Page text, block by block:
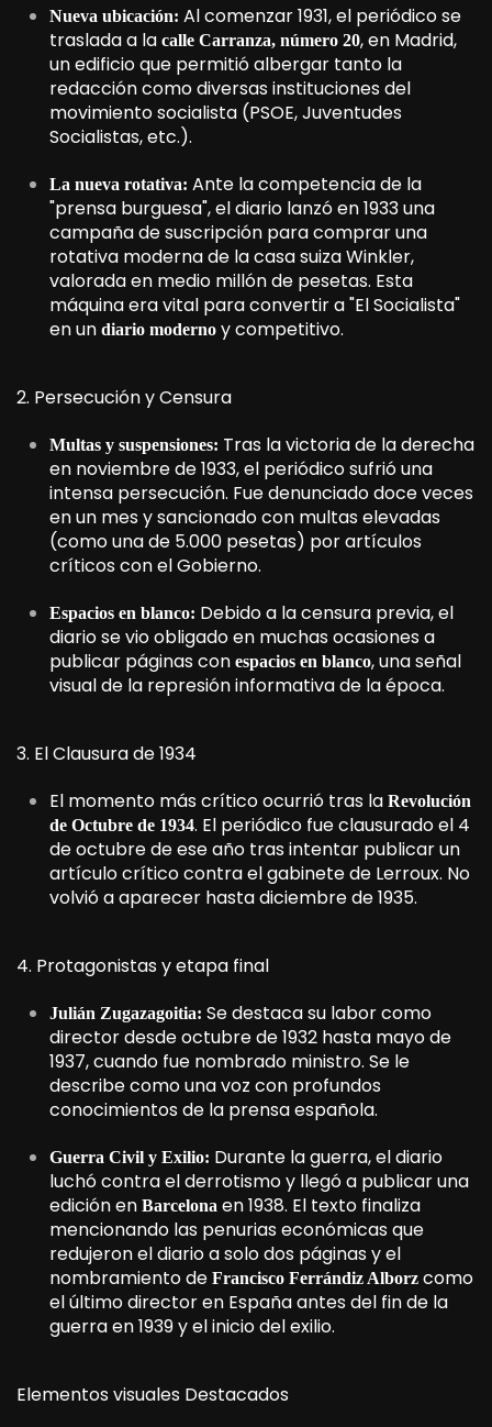
Nueva ubicación: Al comenzar 1931, el periódico se
traslada a la calle Carranza, número 20, en Madrid,
un edificio que permitió albergar tanto la
redacción como diversas instituciones del
movimiento socialista (PSOE, Juventudes
Socialistas, etc.).
La nueva rotativa: Ante la competencia de la
"prensa burguesa", el diario lanzó en 1933 una
campaña de suscripción para comprar una
rotativa moderna de la casa suiza Winkler,
valorada en medio millón de pesetas. Esta
máquina era vital para convertir a "El Socialista"
en un diario moderno y competitivo.
2. Persecución y Censura
Multas y suspensiones: Tras la victoria de la derecha
en noviembre de 1933, el periódico sufrió una
intensa persecución. Fue denunciado doce veces
en un mes y sancionado con multas elevadas
(como una de 5.000 pesetas) por artículos
críticos con el Gobierno.
Espacios en blanco: Debido a la censura previa, el
diario se vio obligado en muchas ocasiones a
publicar páginas con espacios en blanco, una señal
visual de la represión informativa de la época.
3. El Clausura de 1934
El momento más crítico ocurrió tras la Revolución
de Octubre de 1934. El periódico fue clausurado el 4
de octubre de ese año tras intentar publicar un
artículo crítico contra el gabinete de Lerroux. No
volvió a aparecer hasta diciembre de 1935.
4. Protagonistas y etapa final
Julián Zugazagoitia: Se destaca su labor como
director desde octubre de 1932 hasta mayo de
1937, cuando fue nombrado ministro. Se le
describe como una voz con profundos
conocimientos de la prensa española.
Guerra Civil y Exilio: Durante la guerra, el diario
luchó contra el derrotismo y llegó a publicar una
edición en Barcelona en 1938. El texto finaliza
mencionando las penurias económicas que
redujeron el diario a solo dos páginas y el
nombramiento de Francisco Ferrándiz Alborz como
el último director en España antes del fin de la
guerra en 1939 y el inicio del exilio.
Elementos visuales Destacados